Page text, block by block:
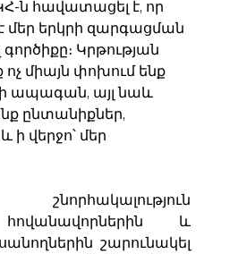
ն հավատացել է, որ
է մեր երկրի զարգացման
Կրթության
ոչ միայն փոխում ենք
ապագան, այլ նաև
ընտանիքներ,
ի վերջո՝ մեր
շնորհակալություն
և
շարունակել